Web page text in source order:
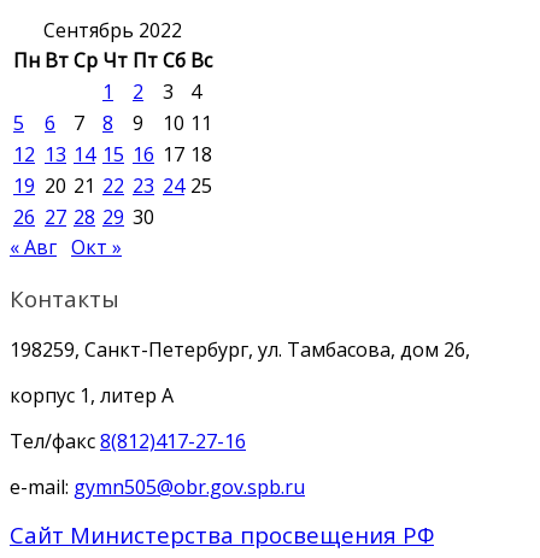
Сентябрь 2022
Пн ВтСр Чт ПтСб Вс
1
2 3
4
5
6 7 8 9 10 11
12 13 14 15 16 17 18
19 20 21 22 23 24 25
26 27 28 29 30
« Авг Окт »
Контакты
198259, Санкт-Петербург, ул. Тамбасова, дом 26,
корпус 1, литер А
Тел/факс8(812)417-27-16
e-mail: gymn505@obr.gov.spb.ru
Сайт Министерства просвещения РФ